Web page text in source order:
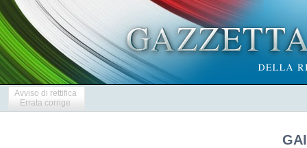
Avviso di rettifica
Errata corrige